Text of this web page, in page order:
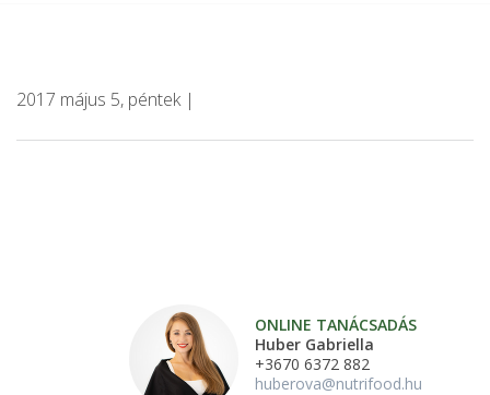
2017 május 5, péntek |
ONLINE TANÁCSADÁS
Huber Gabriella
+3670 6372 882
huberova@nutrifood.hu